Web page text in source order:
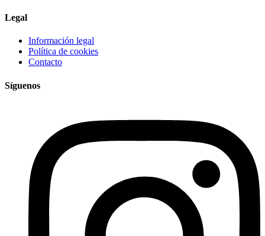
Legal
Información legal
Política de cookies
Contacto
Síguenos